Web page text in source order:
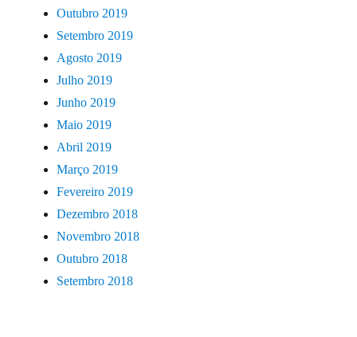
Outubro 2019
Setembro 2019
Agosto 2019
Julho 2019
Junho 2019
Maio 2019
Abril 2019
Março 2019
Fevereiro 2019
Dezembro 2018
Novembro 2018
Outubro 2018
Setembro 2018